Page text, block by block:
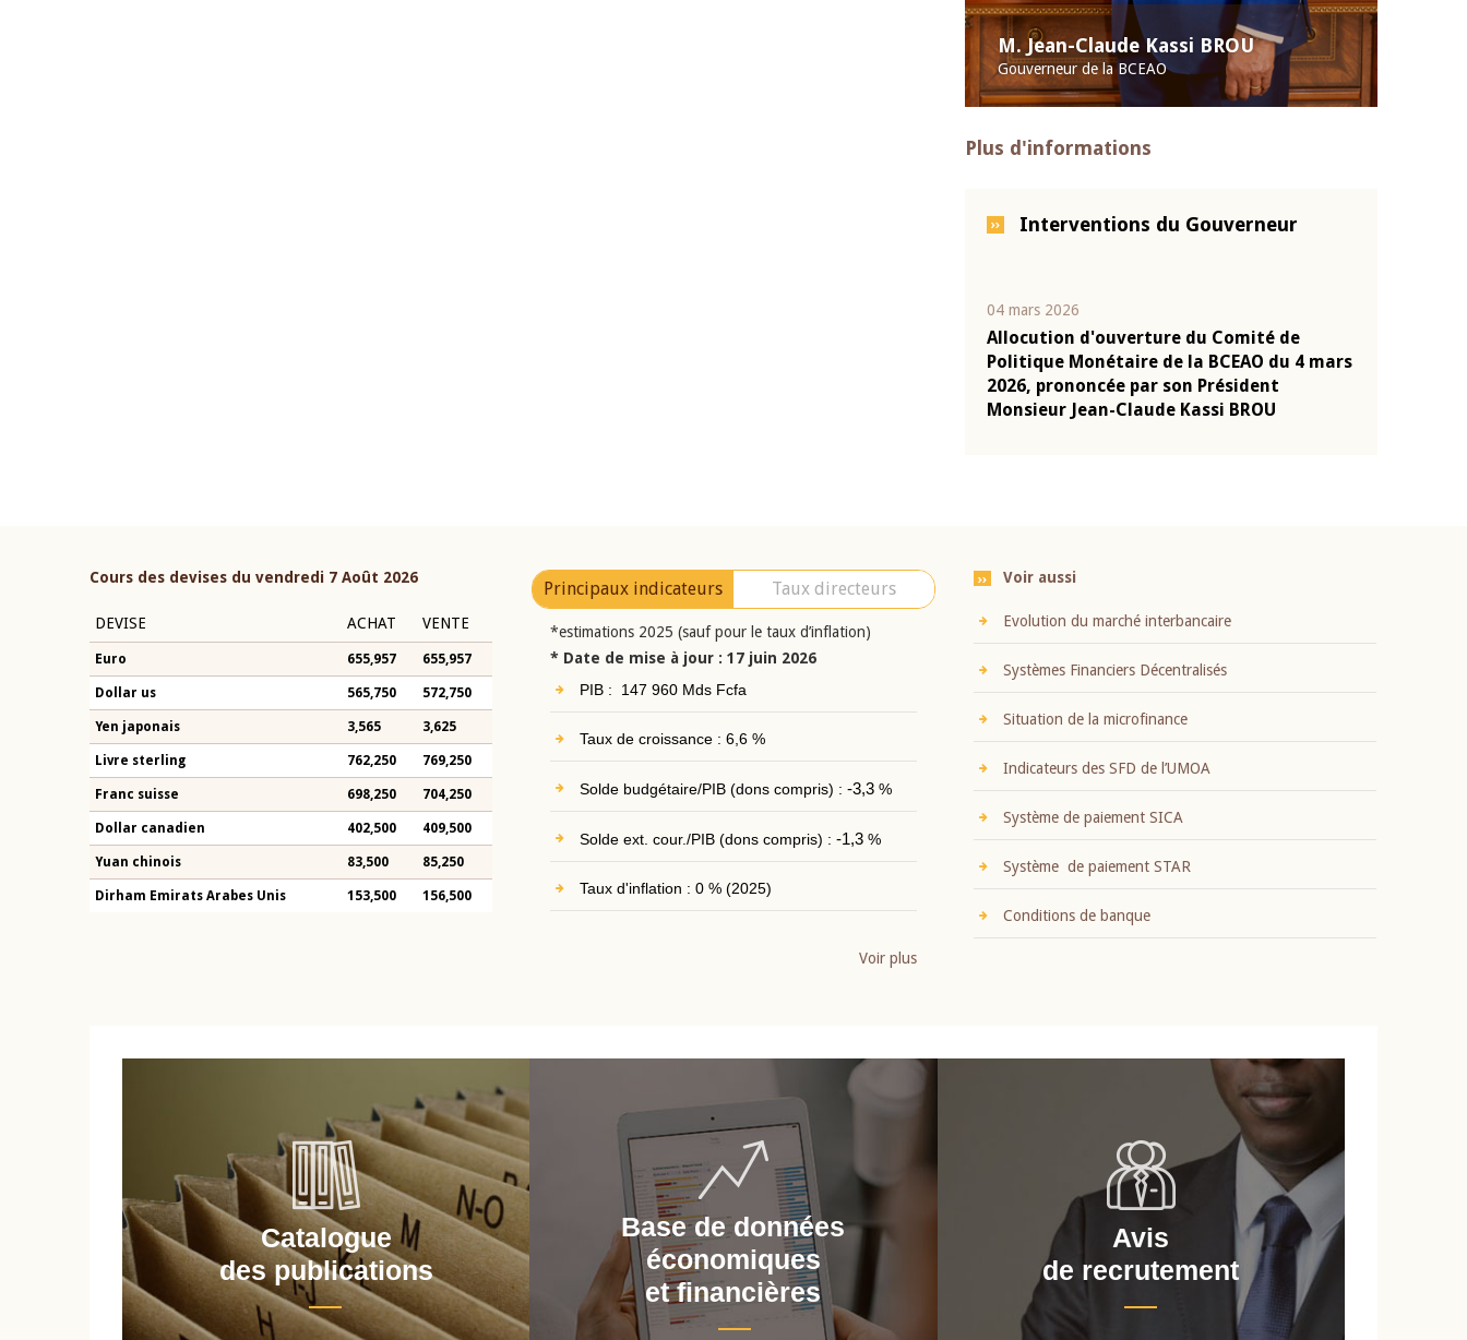
M. Jean-Claude Kassi BROU
Gouverneur de la BCEAO
Plus d'informations
Interventions du Gouverneur
04 mars 2026
Allocution d'ouverture du Comité de
Politique Monétaire de la BCEAO du 4 mars
2026, prononcée par son Président
Monsieur Jean-Claude Kassi BROU
Cours des devises du vendredi 7 Août 2026
DEVISE ACHAT VENTE
Euro 655,957 655,957
Dollar us 565,750 572,750
Yen japonais 3,565 3,625
Livre sterling 762,250 769,250
Franc suisse 698,250 704,250
Dollar canadien 402,500 409,500
Yuan chinois 83,500 85,250
Dirham Emirats Arabes Unis 153,500 156,500
Principaux indicateurs Taux directeurs
*estimations 2025 (sauf pour le taux d’inflation)
* Date de mise à jour : 17 juin 2026
PIB : 147 960 Mds Fcfa
Taux de croissance : 6,6 %
Solde budgétaire/PIB (dons compris) : -3,3%
Solde ext. cour./PIB (dons compris) : -1,3%
Taux d'inflation : 0 % (2025)
Voir plus
Voir aussi
Evolution du marché interbancaire
Systèmes Financiers Décentralisés
Situation de la microfinance
Indicateurs des SFD de l’UMOA
Système de paiement SICA
Système de paiement STAR
Conditions de banque
Catalogue
des publications
Base de données
économiques
et financières
Avis
de recrutement